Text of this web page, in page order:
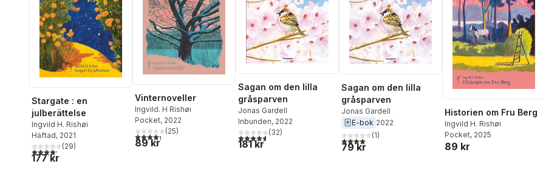
Stargate : en
julberättelse
Ingvild H. Rishøi
Häftad, 2021
4,2utav 5 stjärnor. Totalt antal röster:
(29)
177 kr
Vinternoveller
Ingvild. H Rishøi
Pocket, 2022
4,3utav 5 stjärnor. Totalt antal röster:
(25)
89 kr
Sagan om den lilla
gråsparven
Jonas Gardell
Inbunden, 2022
4,6utav 5 stjärnor. Totalt antal röster:
(32)
181 kr
Sagan om den lilla
gråsparven
Jonas Gardell
E-bok 2022
4,0utav 5 stjärnor. Totalt antal röster:
(1)
79 kr
Historien om Fru Berg
Ingvild H. Rishøi
Pocket, 2025
89 kr